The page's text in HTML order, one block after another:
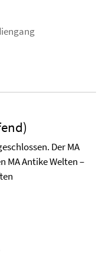
Der MA
Antike Welten –